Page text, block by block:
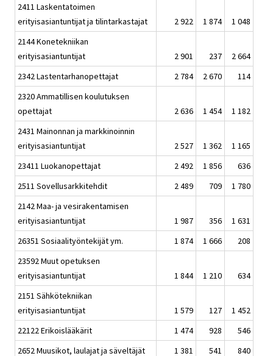
2411 Laskentatoimen
erityisasiantuntijat ja tilintarkastajat
2 922 1 874
1 048
2144 Konetekniikan
erityisasiantuntijat
2 901 237
2 664
2342 Lastentarhanopettajat
2 784 2 670
114
2320 Ammatillisen koulutuksen
opettajat
2 636 1 454
1 182
2431 Mainonnan ja markkinoinnin
erityisasiantuntijat
2 527 1 362
1 165
23411 Luokanopettajat
2 492 1 856
636
2511 Sovellusarkkitehdit
2 489 709
1 780
2142 Maa- ja vesirakentamisen
erityisasiantuntijat
1 987 356
1 631
26351 Sosiaalityöntekijät ym.
1 874 1 666
208
23592 Muut opetuksen
erityisasiantuntijat
1 844 1 210
634
2151 Sähkötekniikan
erityisasiantuntijat
1 579 127
1 452
22122 Erikoislääkärit
1 474 928
546
2652 Muusikot, laulajat ja säveltäjät
1 381 541 840